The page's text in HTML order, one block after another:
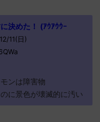
決めた！ (ｱｳｱｳｳｰ
11(日)
ンは障害物
に景色が壊滅的に汚い